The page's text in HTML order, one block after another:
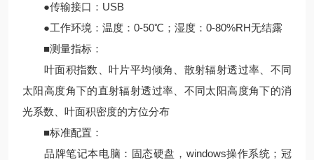
●传输接口：USB
●工作环境：温度：0-50℃；湿度：0-80%RH无结露
■测量指标：
叶面积指数、叶片平均倾角、散射辐射透过率、不同
太阳高度角下的直射辐射透过率、不同太阳高度角下的消
光系数、叶面积密度的方位分布
■标准配置：
品牌笔记本电脑：固态硬盘，windows操作系统；冠